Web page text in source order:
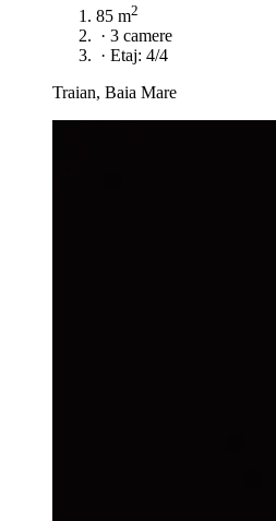
85 m2
· 3 camere
· Etaj: 4/4
Traian, Baia Mare